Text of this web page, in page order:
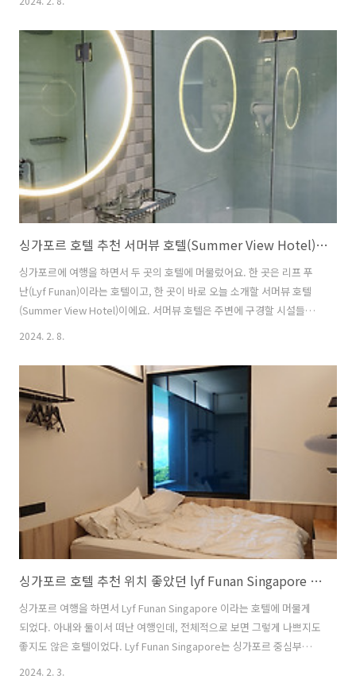
도착하는 경우에는 시간에 맞춰서 레인보우 보텍스(Rainbow Vortex)
폭포를 볼 수 있는 터미널로 가서 분수쇼 구경할 수 있는데요. 대부분 한
국에서 출발 시, 저녁에 도착하는 일정의 비행기가 많아서 시간을 잘 맞
춘다면 충분히 저녁의 분수쇼도 구경할 수 있어요. 떠나는 날에도 공항에
조금 일찍 도착하는 일정으로 쥬얼창이에 도착해서 공항을 비롯한 쇼핑
싱가포르 호텔 추천 서머뷰 호텔(Summer View Hotel) 3박 숙박 후기
싱가포르에 여행을 하면서 두 곳의 호텔에 머물렀어요. 한 곳은 리프 푸
난(Lyf Funan)이라는 호텔이고, 한 곳이 바로 오늘 소개할 서머뷰 호텔
(Summer View Hotel)이에요. 서머뷰 호텔은 주변에 구경할 시설들이
많고, 대중 교통이 잘 되어 있어서 버스와 전철 모두를 쉽게 탈 수 있는 곳
관광지에 모두 쉽게 다녀올 수 있었어요. 저희가 머물렀던 호텔 방은 슈
페리어 더블 룸으로, 리프 푸난의 방과 비교했을 때, 훨씬 좋았던 호텔이
에요. 방도 비교적 더 넓었고, 직원들도 더 친절했어요. 밝은 화장실과 넓
은 책상이 가장 기억에 남는 곳이었는데, 싱가포르 호텔의 특성상 대부분
이 방이 좁고 비싼 편이기 때문에 서머뷰 정도의 호텔은..
2024. 2. 8.
싱가포르 호텔 추천 위치 좋았던 lyf Funan Singapore 호텔
싱가포르 여행을 하면서 Lyf Funan Singapore 이라는 호텔에 머물게
되었다. 아내와 둘이서 떠난 여행인데, 전체적으로 보면 그렇게 나쁘지도
좋지도 않은 호텔이었다. Lyf Funan Singapore는 싱가포르 중심부에
위치해 있어 관광지 접근성이 뛰어난 호텔이다. 이 호텔을 선택한 이유는
2024. 2. 3.